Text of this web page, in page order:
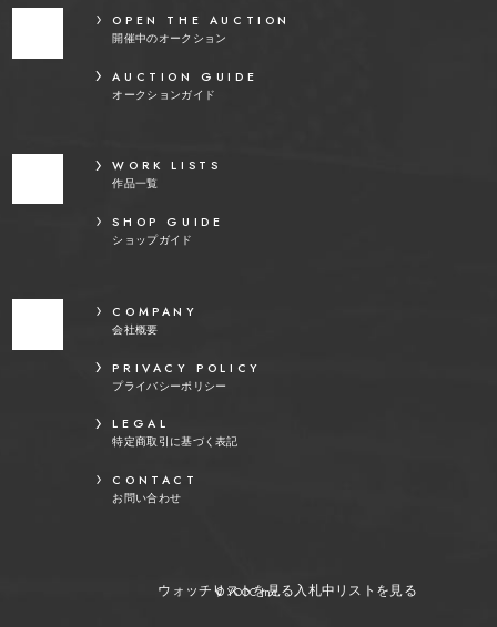
OPEN THE AUCTION
開催中のオークション
AUCTION GUIDE
オークションガイド
WORK LISTS
作品一覧
SHOP GUIDE
ショップガイド
COMPANY
会社概要
PRIVACY POLICY
プライバシーポリシー
LEGAL
特定商取引に基づく表記
CONTACT
お問い合わせ
© YOOC Inc.
ウォッチリストを見る 入札中リストを見る